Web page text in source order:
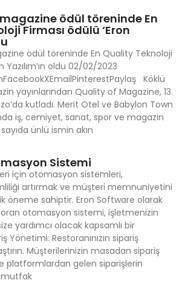
ödül töreninde En
Firması ödülü ‘Eron
ödül töreninde En Quality Teknoloji
Yazılım’ın oldu 02/02/2023
Köklü
yayınlarından Quality of Magazine, 13.
kutladı. Merit Otel ve Babylon Town
iş, cemiyet, sanat, spor ve magazin
ünlü ismin akın
Sistemi
için otomasyon sistemleri,
artırmak ve müşteri memnuniyetini
öneme sahiptir. Eron Software olarak
otomasyon sistemi, işletmenizin
yardımcı olacak kapsamlı bir
Yönetimi: Restoranınızın sipariş
Müşterilerinizin masadan sipariş
platformlardan gelen siparişlerin